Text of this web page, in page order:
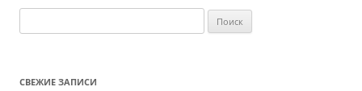
СВЕЖИЕ ЗАПИСИ